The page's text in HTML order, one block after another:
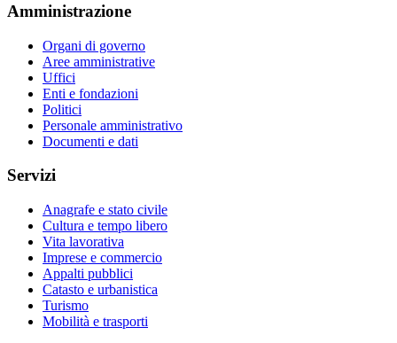
Amministrazione
Organi di governo
Aree amministrative
Uffici
Enti e fondazioni
Politici
Personale amministrativo
Documenti e dati
Servizi
Anagrafe e stato civile
Cultura e tempo libero
Vita lavorativa
Imprese e commercio
Appalti pubblici
Catasto e urbanistica
Turismo
Mobilità e trasporti